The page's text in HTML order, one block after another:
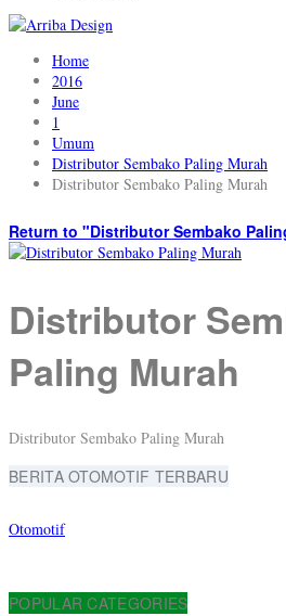
Home
2016
June
1
Umum
Distributor Sembako Paling Murah
Distributor Sembako Paling Murah
Return to "Distributor Sembako
Distributor
Paling Murah
Distributor Sembako Paling Murah
BERITA OTOMOTIF TERBARU
Otomotif
POPULAR CATEGORIES